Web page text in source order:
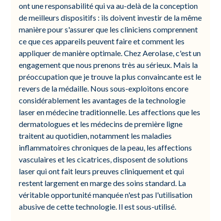
ont une responsabilité qui va au-delà de la conception
de meilleurs dispositifs : ils doivent investir de la même
manière pour s'assurer que les cliniciens comprennent
ce que ces appareils peuvent faire et comment les
appliquer de manière optimale. Chez Aerolase, c'est un
engagement que nous prenons très au sérieux. Mais la
préoccupation que je trouve la plus convaincante est le
revers de la médaille. Nous sous-exploitons encore
considérablement les avantages de la technologie
laser en médecine traditionnelle. Les affections que les
dermatologues et les médecins de première ligne
traitent au quotidien, notamment les maladies
inflammatoires chroniques de la peau, les affections
vasculaires et les cicatrices, disposent de solutions
laser qui ont fait leurs preuves cliniquement et qui
restent largement en marge des soins standard. La
véritable opportunité manquée n'est pas l'utilisation
abusive de cette technologie. Il est sous-utilisé.